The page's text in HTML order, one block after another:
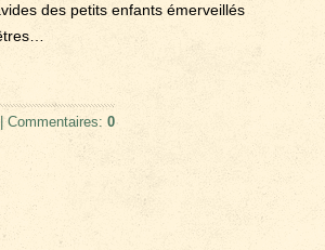
des petits enfants émerveillés
| Commentaires:0